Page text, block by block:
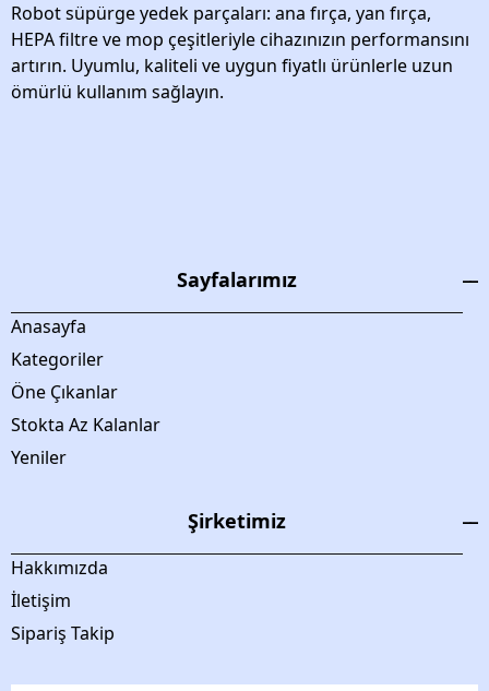
Robot süpürge yedek parçaları: ana fırça, yan fırça,
HEPA filtre ve mop çeşitleriyle cihazınızın performansını
artırın. Uyumlu, kaliteli ve uygun fiyatlı ürünlerle uzun
ömürlü kullanım sağlayın.
Sayfalarımız
Anasayfa
Kategoriler
Öne Çıkanlar
Stokta Az Kalanlar
Yeniler
Şirketimiz
Hakkımızda
İletişim
Sipariş Takip